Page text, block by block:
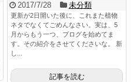
2017/7/28 未分類
更新が2日開いた後に、これまた植物
ネタでなくてごめんなさい。実は、5
月からもう一つ、ブログを始めてま
す。その紹介をさせてくださいな。 新
し...
記事を読む